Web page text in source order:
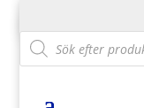
Products
search